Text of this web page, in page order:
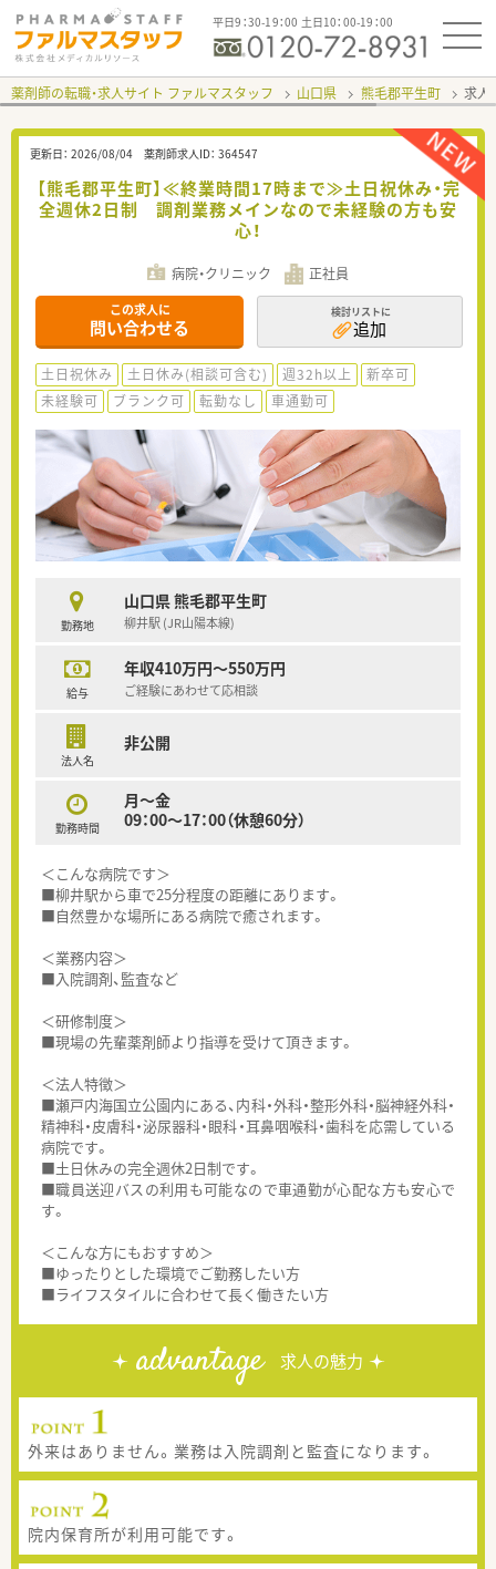
平日9：30-19：00 土日10：00-19：00
薬剤師の転職・求人サイト ファルマスタッフ 山口県 熊毛郡平生町 求人
更新日： 2026/08/04 薬剤師求人ID： 364547
【熊毛郡平生町】≪終業時間17時まで≫土日祝休み・完
全週休2日制 調剤業務メインなので未経験の方も安
心！
病院・クリニック 正社員
この求人に
問い合わせる
検討リストに
追加
土日祝休み 土日休み(相談可含む) 週32h以上
新卒可
未経験可
ブランク可 転勤なし 車通勤可
勤務地
山口県 熊毛郡平生町
柳井駅 (JR山陽本線)
給与
年収410万円～550万円
ご経験にあわせて応相談
法人名
非公開
勤務時間
月～金
09：00～17：00（休憩60分）
＜こんな病院です＞
■柳井駅から車で25分程度の距離にあります。
■自然豊かな場所にある病院で癒されます。
＜業務内容＞
■入院調剤、監査など
＜研修制度＞
■現場の先輩薬剤師より指導を受けて頂きます。
＜法人特徴＞
■瀬戸内海国立公園内にある、内科・外科・整形外科・脳神経外科・
精神科・皮膚科・泌尿器科・眼科・耳鼻咽喉科・歯科を応需している
病院です。
■土日休みの完全週休2日制です。
■職員送迎バスの利用も可能なので車通勤が心配な方も安心で
す。
＜こんな方にもおすすめ＞
■ゆったりとした環境でご勤務したい方
■ライフスタイルに合わせて長く働きたい方
advantage 求人の魅力
外来はありません。業務は入院調剤と監査になります。
院内保育所が利用可能です。